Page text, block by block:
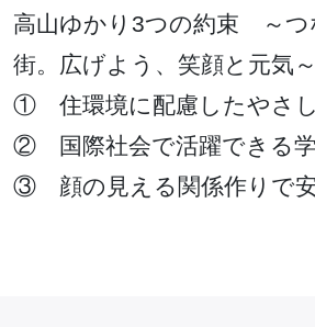
高山ゆかり3つの約束 ～つ
街。広げよう、笑顔と元気～
① 住環境に配慮したやさし
② 国際社会で活躍できる学
③ 顔の見える関係作りで安